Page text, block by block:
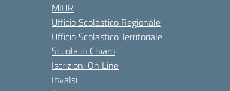
MIUR
Ufficio Scolastico Regionale
Ufficio Scolastico Territoriale
Scuola in Chiaro
Iscrizioni On Line
Invalsi